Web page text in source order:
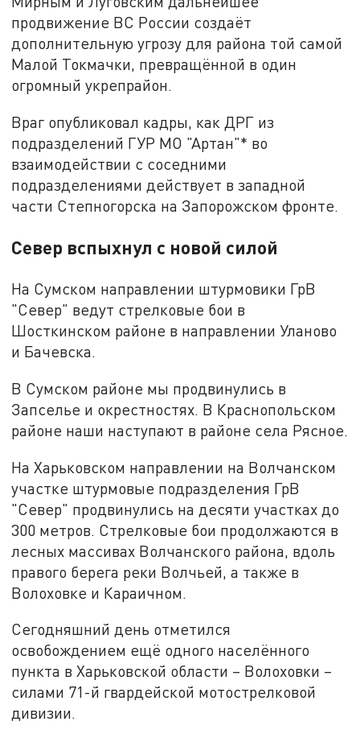
продвижение ВС России создаёт
дополнительную угрозу для района той самой
Малой Токмачки, превращённой в один
огромный укрепрайон.
Враг опубликовал кадры, как ДРГ из
подразделений ГУР МО "Артан"* во
взаимодействии с соседними
подразделениями действует в западной
части Степногорска на Запорожском фронте.
Север вспыхнул с новой силой
На Сумском направлении штурмовики ГрВ
"Север" ведут стрелковые бои в
Шосткинском районе в направлении Уланово
и Бачевска.
В Сумском районе мы продвинулись в
Запселье и окрестностях. В Краснопольском
районе наши наступают в районе села Рясное.
На Харьковском направлении на Волчанском
участке штурмовые подразделения ГрВ
"Север" продвинулись на десяти участках до
300 метров. Стрелковые бои продолжаются в
лесных массивах Волчанского района, вдоль
правого берега реки Волчьей, а также в
Волоховке и Караичном.
Сегодняшний день отметился
освобождением ещё одного населённого
пункта в Харьковской области – Волоховки –
силами 71-й гвардейской мотострелковой
дивизии.